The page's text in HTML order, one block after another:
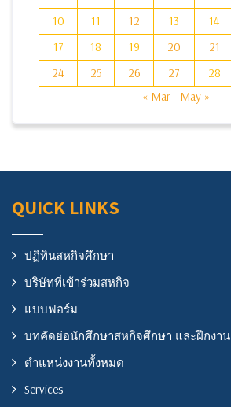
10
11 12 13 14
17
18 19 20 21
24
25 26 27 28
« Mar
May »
QUICK LINKS
ปฏิทินสหกิจศึกษา
บริษัทที่เข้าร่วมสหกิจ
แบบฟอร์ม
บทคัดย่อนักศึกษาสหกิจศึกษา และฝึกงาน
ตำแหน่งงานทั้งหมด
Services